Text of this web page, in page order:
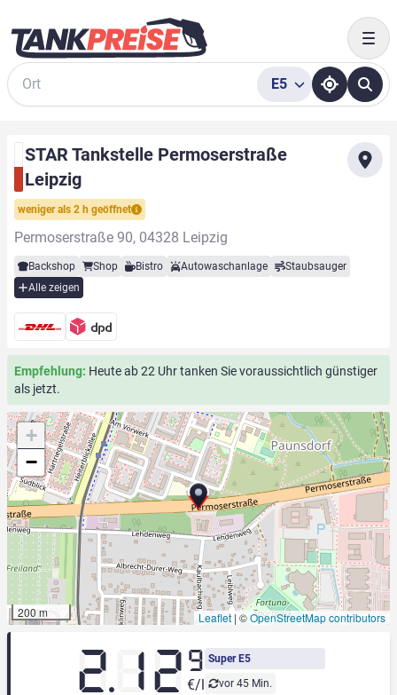
Suche
E5
STAR Tankstelle Permoserstraße
Leipzig
weniger als 2 h geöffnet
Permoserstraße 90, 04328 Leipzig
Backshop Shop Bistro Autowaschanlage
Staubsauger
Alle zeigen
Empfehlung: Heute ab 22 Uhr tanken Sie voraussichtlich günstiger
als jetzt.
+
−
200 m Leaflet | ©OpenStreetMap contributors
Super E5
vor 45 Min.
2.129
€/l